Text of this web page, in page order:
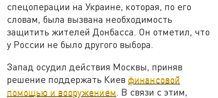
спецоперации на Украине, которая, по его
словам, была вызвана необходимость
защитить жителей Донбасса. Он отметил, что
у России не было другого выбора.
Запад осудил действия Москвы, приняв
решение поддержать Киевфинансовой
помощью и вооружением . В связи с этим,